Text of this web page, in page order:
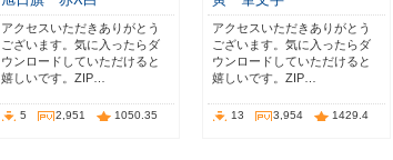
アクセスいただきありがとう
ございます。気に入ったらダ
ウンロードしていただけると
嬉しいです。ZIP…
5 2,951 1050.35
アクセスいただきありがとう
ございます。気に入ったらダ
ウンロードしていただけると
嬉しいです。ZIP…
13 3,954 1429.4